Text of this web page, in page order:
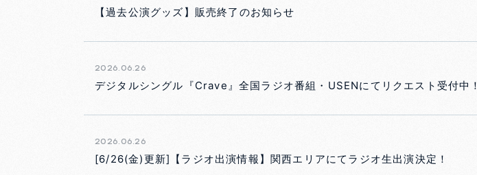
【過去公演グッズ】販売終了のお知らせ
2026.06.26
デジタルシングル『Crave』全国ラジオ番組・USENにてリクエスト受付中！
2026.06.26
[6/26(金)更新]【ラジオ出演情報】関西エリアにてラジオ生出演決定！